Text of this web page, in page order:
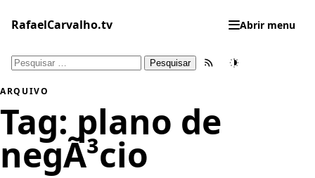
para
conteúdo
RafaelCarvalho.tv Abrir menu
Pesquisar
Feed RSSTema
ARQUIVO
Tag: plano de
negÃ³cio